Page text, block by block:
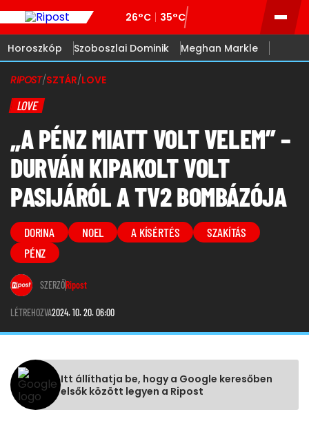
26°C 35°C
Horoszkóp Szoboszlai Dominik Meghan Markle
RIPOST/SZTÁR/LOVE
LOVE
„A PÉNZ MIATT VOLT VELEM” –
DURVÁN KIPAKOLT VOLT
PASIJÁRÓL A TV2 BOMBÁZÓJA
DORINA NOEL A KÍSÉRTÉS
SZAKÍTÁS
PÉNZ
SZERZŐRipost
LÉTREHOZVA2024. 10. 20. 06:00
Itt állíthatja be, hogy a Google keresőben
elsők között legyen a Ripost